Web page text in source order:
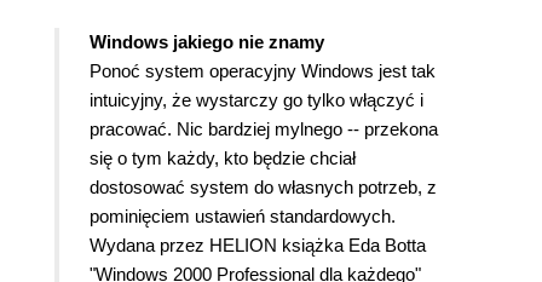
Windows jakiego nie znamy
Ponoć system operacyjny Windows jest tak
intuicyjny, że wystarczy go tylko włączyć i
pracować. Nic bardziej mylnego -- przekona
się o tym każdy, kto będzie chciał
dostosować system do własnych potrzeb, z
pominięciem ustawień standardowych.
Wydana przez HELION książka Eda Botta
"Windows 2000 Professional dla każdego"